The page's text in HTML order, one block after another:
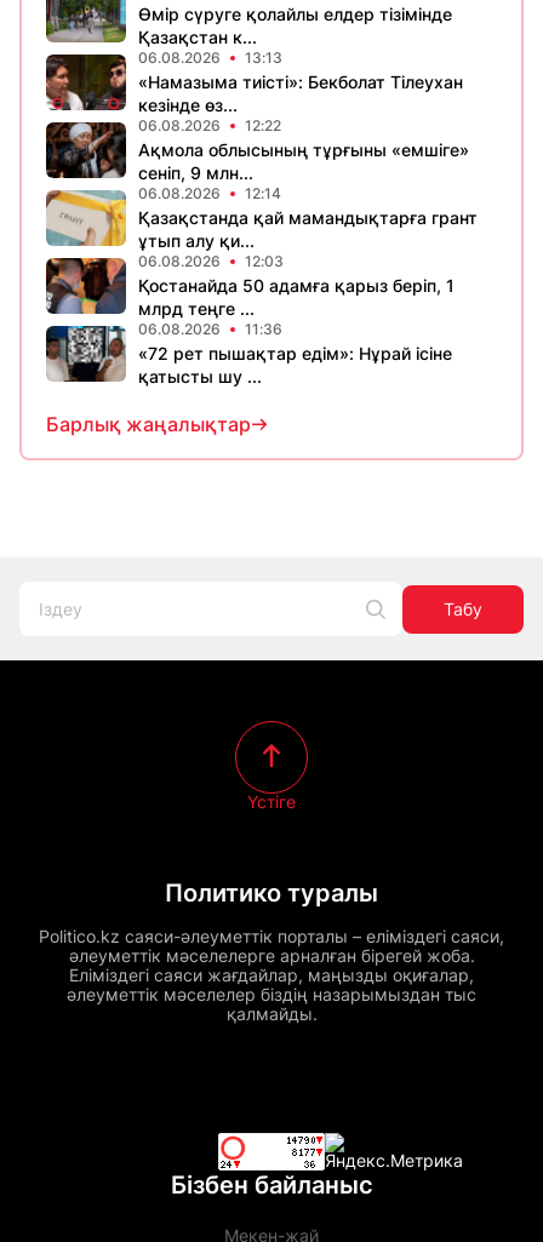
Өмір сүруге қолайлы елдер тізімінде
Қазақстан к...
06.08.2026 13:13
«Намазыма тиісті»: Бекболат Тілеухан
кезінде өз...
06.08.2026 12:22
Ақмола облысының тұрғыны «емшіге»
сеніп, 9 млн...
06.08.2026 12:14
Қазақстанда қай мамандықтарға грант
ұтып алу қи...
06.08.2026 12:03
Қостанайда 50 адамға қарыз беріп, 1
млрд теңге ...
06.08.2026 11:36
«72 рет пышақтар едім»: Нұрай ісіне
қатысты шу ...
Барлық жаңалықтар
Табу
Политико туралы
Politico.kz саяси-әлеуметтік порталы – еліміздегі саяси,
әлеуметтік мәселелерге арналған бірегей жоба.
Еліміздегі саяси жағдайлар, маңызды оқиғалар,
әлеуметтік мәселелер біздің назарымыздан тыс
қалмайды.
Үстіге
Бізбен байланыс
Мекен-жай